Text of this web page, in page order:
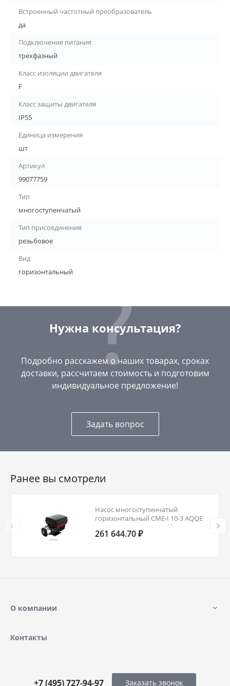
Встроенный частотный преобразователь
да
Подключение питания
трехфазный
Класс изоляции двигателя
F
Класс защиты двигателя
IP55
Единица измерения
шт
Артикул
99077759
Тип
многоступенчатый
Тип присоединения
резьбовое
Вид
горизонтальный
Нужна консультация?
Подробно расскажем о наших товарах, сроках
доставки, рассчитаем стоимость и подготовим
индивидуальное предложение!
Задать вопрос
Ранее вы смотрели
Насос многоступенчатый
горизонтальный CME-I 10-3 AQQE
3х380-500В/50 Гц Grundfos
99077759
261 644.70 ₽
О компании
Контакты
+7 (495) 727-94-97 Заказать звонок